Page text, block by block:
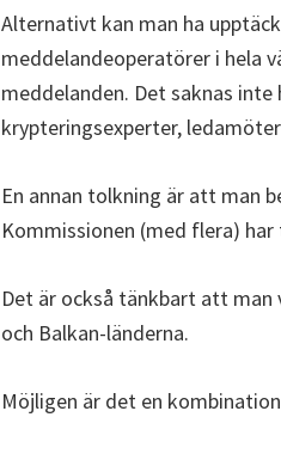
Alternativt kan man ha
meddelandeoperatörer i hela
meddelanden. Det saknas
krypteringsexperter,
En annan tolkning är att man
Kommissionen (med flera)
Det är också tänkbart att man
och Balkan-länderna.
Möjligen är det en